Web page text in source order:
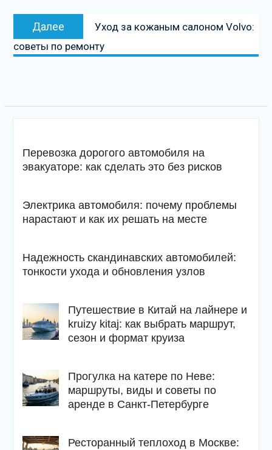
Далее
Следующая
запись
Уход за кожаным салоном Volvo:
советы по ремонту
Перевозка дорогого автомобиля на
эвакуаторе: как сделать это без рисков
Электрика автомобиля: почему проблемы
нарастают и как их решать на месте
Надежность скандинавских автомобилей:
тонкости ухода и обновления узлов
Путешествие в Китай на лайнере и
kruizy kitaj: как выбрать маршрут,
сезон и формат круиза
Прогулка на катере по Неве:
маршруты, виды и советы по
аренде в Санкт-Петербурге
Ресторанный теплоход в Москве: